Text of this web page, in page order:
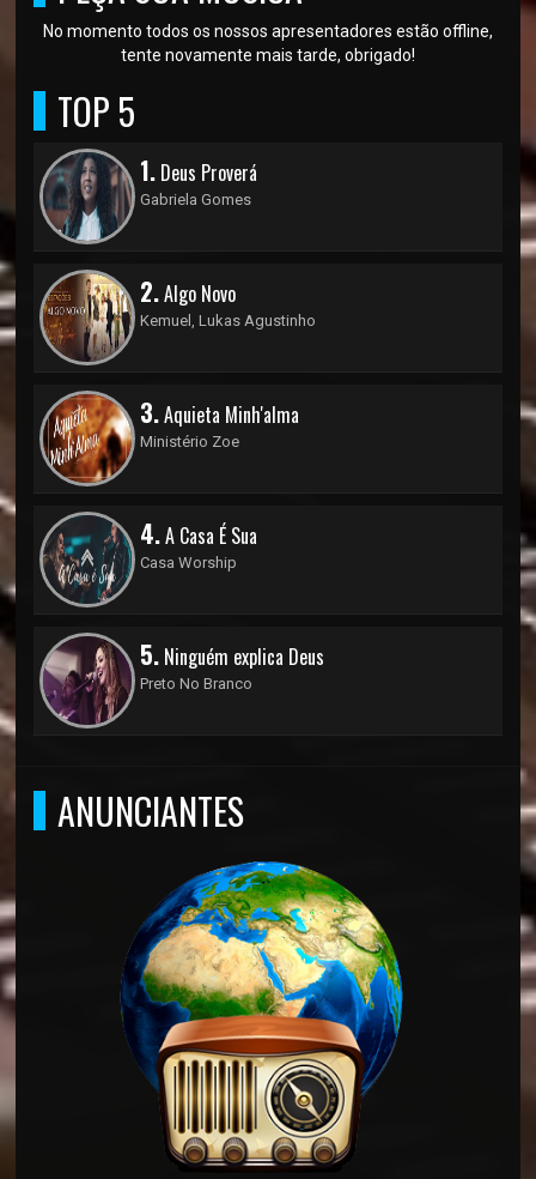
No momento todos os nossos apresentadores estão offline,
tente novamente mais tarde, obrigado!
TOP 5
1. Deus Proverá
Gabriela Gomes
2.Algo Novo
Kemuel, Lukas Agustinho
3.Aquieta Minh'alma
Ministério Zoe
4.A Casa É Sua
Casa Worship
5. Ninguém explica Deus
Preto No Branco
ANUNCIANTES